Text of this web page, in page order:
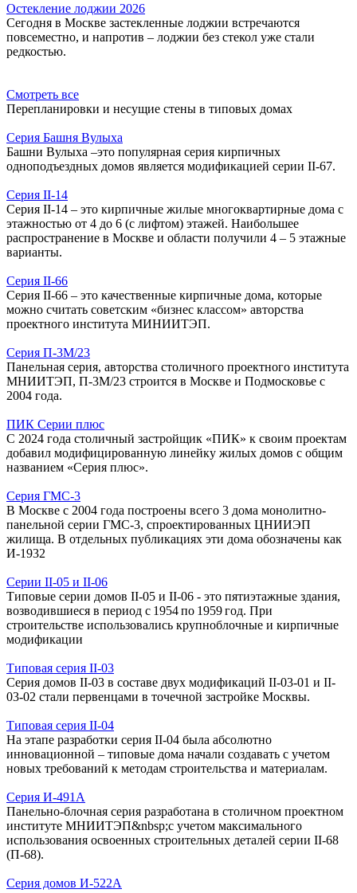
Остекление лоджии 2026
Сегодня в Москве застекленные лоджии встречаются
повсеместно, и напротив – лоджии без стекол уже стали
редкостью.
Смотреть все
Перепланировки и несущие стены в типовых домах
Серия Башня Вулыха
Башни Вулыха –это популярная серия кирпичных
одноподъездных домов является модификацией серии II-67.
Серия II-14
Серия II-14 – это кирпичные жилые многоквартирные дома с
этажностью от 4 до 6 (с лифтом) этажей. Наибольшее
распространение в Москве и области получили 4 – 5 этажные
варианты.
Серия II-66
Серия II-66 – это качественные кирпичные дома, которые
можно считать советским «бизнес классом» авторства
проектного института МИНИИТЭП.
Серия П-3М/23
Панельная серия, авторства столичного проектного института
МНИИТЭП, П-3М/23 строится в Москве и Подмосковье с
2004 года.
ПИК Серии плюс
С 2024 года столичный застройщик «ПИК» к своим проектам
добавил модифицированную линейку жилых домов с общим
названием «Серия плюс».
Серия ГМС-3
В Москве с 2004 года построены всего 3 дома монолитно-
панельной серии ГМС-3, спроектированных ЦНИИЭП
жилища. В отдельных публикациях эти дома обозначены как
И-1932
Серии II-05 и II‑06
Типовые серии домов II-05 и II-06 - это пятиэтажные здания,
возводившиеся в период с 1954 по 1959 год. При
строительстве использовались крупноблочные и кирпичные
модификации
Типовая серия II-03
Серия домов II-03 в составе двух модификаций II-03-01 и II-
03-02 стали первенцами в точечной застройке Москвы.
Типовая серия II-04
На этапе разработки серия II-04 была абсолютно
инновационной – типовые дома начали создавать с учетом
новых требований к методам строительства и материалам.
Серия И-491А
Панельно-блочная серия разработана в столичном проектном
институте МНИИТЭП&nbsp;с учетом максимального
использования освоенных строительных деталей серии II-68
(П-68).
Серия домов И-522А